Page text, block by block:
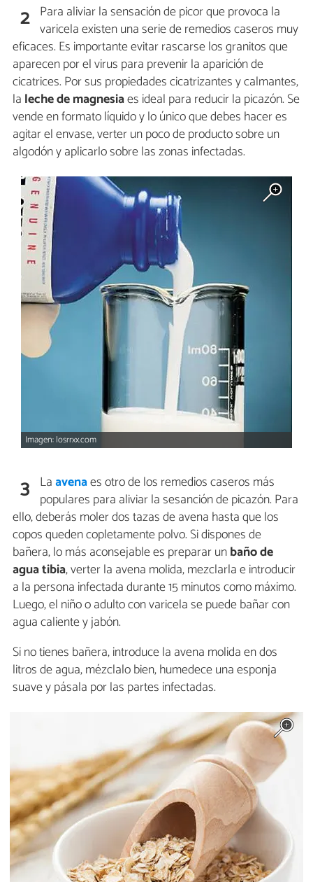
2 Para aliviar la sensación de picor que provoca la
varicela existen una serie de remedios caseros muy
eficaces. Es importante evitar rascarse los granitos que
aparecen por el virus para prevenir la aparición de
cicatrices. Por sus propiedades cicatrizantes y calmantes,
la leche de magnesiaes ideal para reducir la picazón. Se
vende en formato líquido y lo único que debes hacer es
agitar el envase, verter un poco de producto sobre un
algodón y aplicarlo sobre las zonas infectadas.
Imagen: losrrxx.com
3 Laavenaes otro de los remedios caseros más
populares para aliviar la sesanción de picazón. Para
ello, deberás moler dos tazas de avena hasta que los
copos queden copletamente polvo. Si dispones de
bañera, lo más aconsejable es preparar unbaño de
agua tibia, verter la avena molida, mezclarla e introducir
a la persona infectada durante 15 minutos como máximo.
Luego, el niño o adulto con varicela se puede bañar con
agua caliente y jabón.
Si no tienes bañera, introduce la avena molida en dos
litros de agua, mézclalo bien, humedece una esponja
suave y pásala por las partes infectadas.